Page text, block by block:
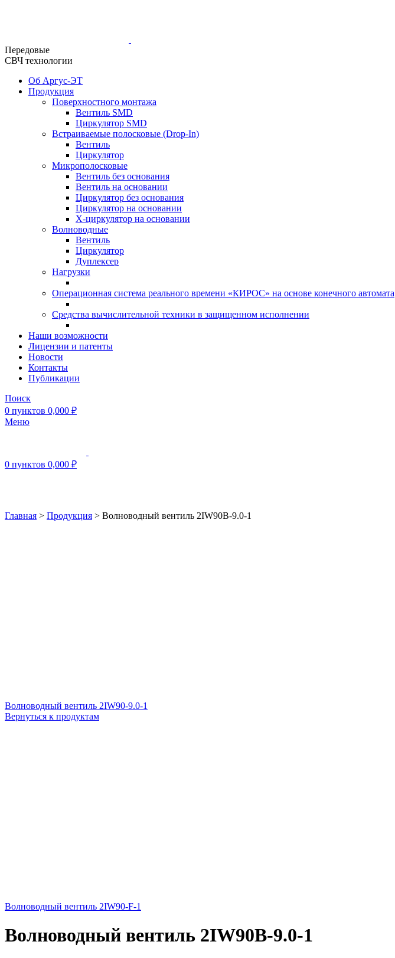
Передовые
СВЧ технологии
Об Аргус-ЭТ
Продукция
Поверхностного монтажа
Вентиль SMD
Циркулятор SMD
Встраиваемые полосковые (Drop-In)
Вентиль
Циркулятор
Микрополосковые
Вентиль без основания
Вентиль на основании
Циркулятор без основания
Циркулятор на основании
Х-циркулятор на основании
Волноводные
Вентиль
Циркулятор
Дуплексер
Нагрузки
Операционная система реального времени «КИРОС» на основе конечного автомата
Средства вычислительной техники в защищенном исполнении
Наши возможности
Лицензии и патенты
Новости
Контакты
Публикации
Поиск
0 пунктов 0,000 ₽
Меню
0 пунктов 0,000 ₽
Главная > Продукция > Волноводный вентиль 2IW90B-9.0-1
Волноводный вентиль 2IW90-9.0-1
Вернуться к продуктам
Волноводный вентиль 2IW90-F-1
Волноводный вентиль 2IW90B-9.0-1